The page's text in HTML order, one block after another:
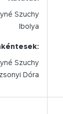
Szuchy
Ibolya
Szuchy
Dóra